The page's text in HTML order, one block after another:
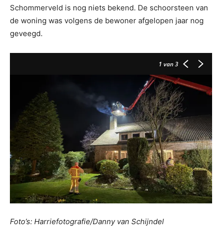
Schommerveld is nog niets bekend. De schoorsteen van
de woning was volgens de bewoner afgelopen jaar nog
geveegd.
1 van 3
Foto’s: Harriefotografie/Danny van Schijndel